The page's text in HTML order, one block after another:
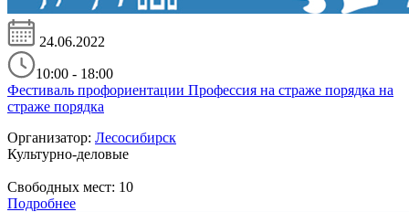
24.06.2022
10:00 - 18:00
Фестиваль профориентации Профессия на страже порядка на
страже порядка
Организатор: Лесосибирск
Культурно-деловые
Свободных мест: 10
Подробнее